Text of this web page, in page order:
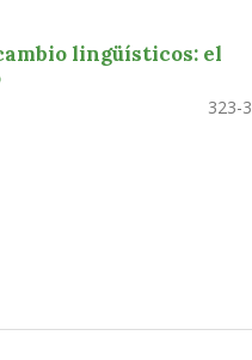
lingüísticos: el
323-